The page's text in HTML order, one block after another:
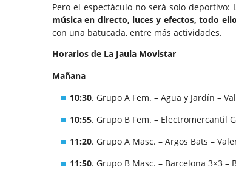
Pero el espectáculo no será solo deportivo:
música en directo, luces y efectos, todo
con una batucada, entre más actividades.
Horarios de La Jaula Movistar
Mañana
10:30. Grupo A Fem. – Agua y Jardín –
10:55. Grupo B Fem. – Electromercantil
11:20. Grupo A Masc. – Argos Bats –
11:50. Grupo B Masc. – Barcelona 3×3 –